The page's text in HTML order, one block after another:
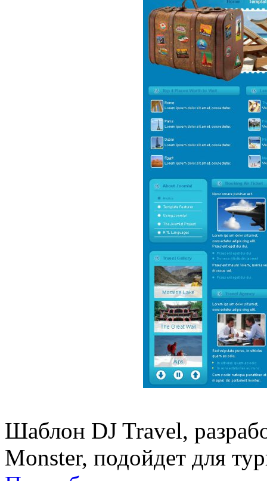
Шаблон DJ Travel,
Monster, подойдет для